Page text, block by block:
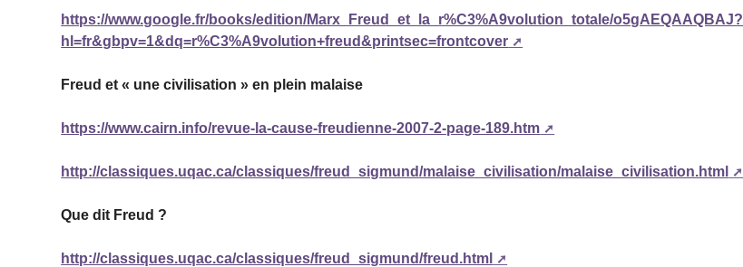
https://www.google.fr/books/edition/Marx_Freud_et_la_r%C3%A9volution_totale/o5gAEQAAQBAJ?
hl=fr&gbpv=1&dq=r%C3%A9volution+freud&printsec=frontcover
Freud et « une civilisation » en plein malaise
https://www.cairn.info/revue-la-cause-freudienne-2007-2-page-189.htm
http://classiques.uqac.ca/classiques/freud_sigmund/malaise_civilisation/malaise_civilisation.html
Que dit Freud ?
http://classiques.uqac.ca/classiques/freud_sigmund/freud.html